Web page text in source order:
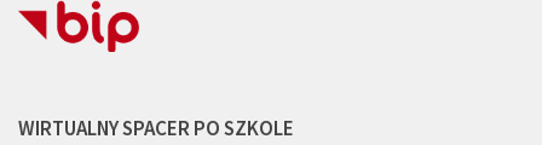
WIRTUALNY SPACER PO SZKOLE